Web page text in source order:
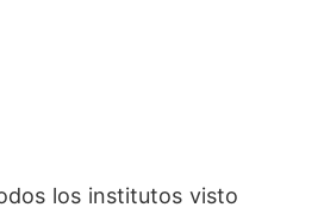
los institutos visto